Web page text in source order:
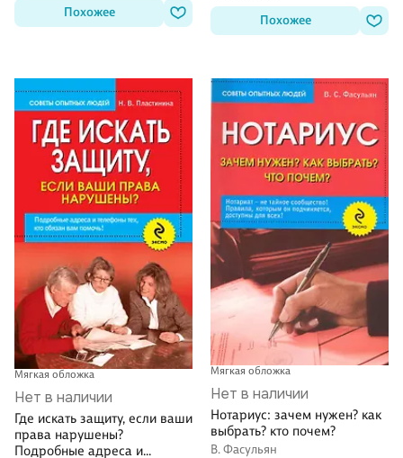
Похожее
Похожее
Мягкая обложка
Нет в наличии
Где искать защиту, если ваши
права нарушены?
Подробные адреса и
Мягкая обложка
Нет в наличии
Нотариус: зачем нужен? как
выбрать? кто почем?
В. Фасульян